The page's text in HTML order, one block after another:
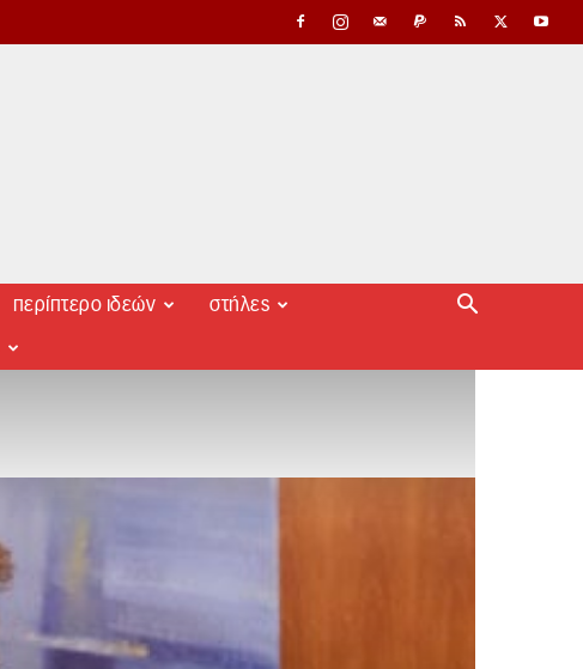
περίπτερο ιδεών στήλες